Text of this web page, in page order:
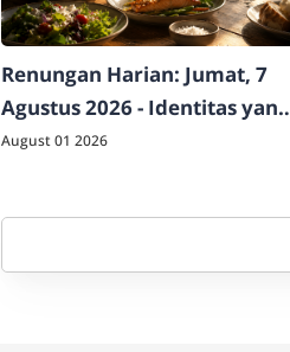
Renungan Harian: Jumat, 7
Agustus 2026 - Identitas yang
Berdampak
August 01 2026